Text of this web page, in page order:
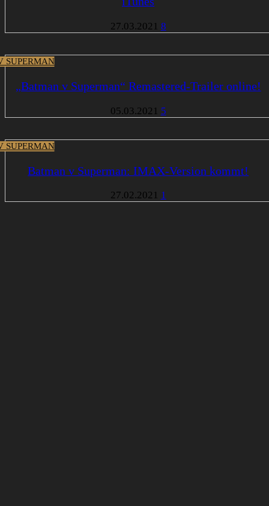
27.03.2021 8
SUPERMAN
„Batman v Superman“ Remastered-Trailer online!
05.03.2021 5
SUPERMAN
Batman v Superman: IMAX-Version kommt!
27.02.2021 1